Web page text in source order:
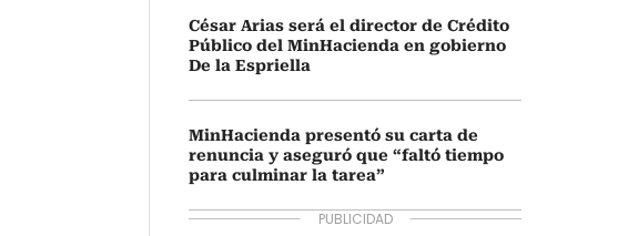
César Arias será el director de Crédito
Público del MinHacienda en gobierno
De la Espriella
MinHacienda presentó su carta de
renuncia y aseguró que “faltó tiempo
para culminar la tarea”